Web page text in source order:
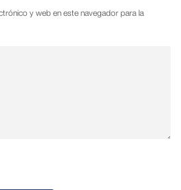
y web en este navegador para la